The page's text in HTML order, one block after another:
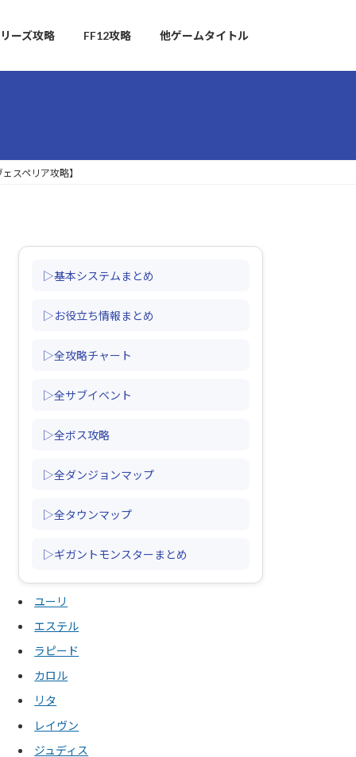
ーズ攻略 FF12攻略 他ゲームタイトル
スペリア攻略】
▷基本システムまとめ
▷お役立ち情報まとめ
▷全攻略チャート
▷全サブイベント
▷全ボス攻略
▷全ダンジョンマップ
▷全タウンマップ
▷ギガントモンスターまとめ
ユーリ
エステル
ラピード
カロル
リタ
レイヴン
ジュディス